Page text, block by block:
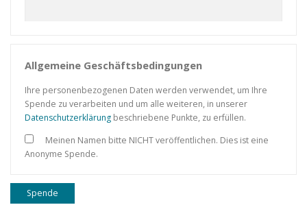
Allgemeine Geschäftsbedingungen
Ihre personenbezogenen Daten werden verwendet, um Ihre
Spende zu verarbeiten und um alle weiteren, in unserer
Datenschutzerklärung beschriebene Punkte, zu erfüllen.
Meinen Namen bitte NICHT veröffentlichen. Dies ist eine
Anonyme Spende.
Spende